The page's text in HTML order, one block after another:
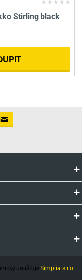
Stirling black
zajišťuje Simplia s.r.o.